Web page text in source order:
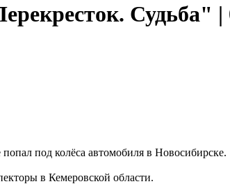
Судьба" |
под колёса автомобиля в Новосибирске.
в Кемеровской области.